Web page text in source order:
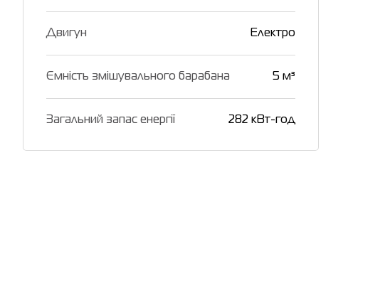
Двигун Електро
Ємність змішувального барабана 5 м³
Загальний запас енергії 282 кВт-год